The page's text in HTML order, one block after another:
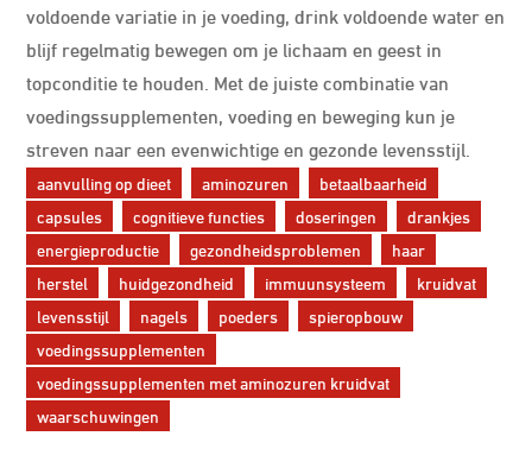
voldoende variatie in je voeding, drink voldoende water en
blijf regelmatig bewegen om je lichaam en geest in
topconditie te houden. Met de juiste combinatie van
voedingssupplementen, voeding en beweging kun je
streven naar een evenwichtige en gezonde levensstijl.
aanvulling op dieet aminozuren
betaalbaarheid
capsules
cognitieve functies doseringen
drankjes
energieproductie
gezondheidsproblemen
haar
herstel
huidgezondheid immuunsysteem
kruidvat
levensstijl
nagels poeders
spieropbouw
voedingssupplementen
voedingssupplementen met aminozuren kruidvat
waarschuwingen